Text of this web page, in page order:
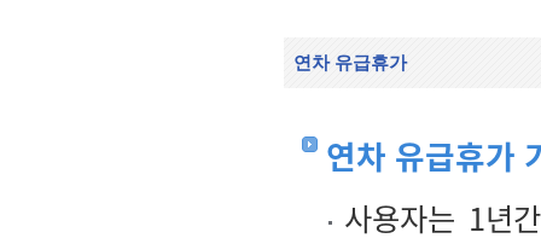
연차 유급휴가
연차 유급휴가
사용자는 1년